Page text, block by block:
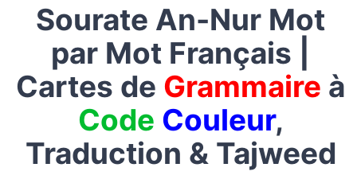
Sourate An-Nur Mot
par Mot Français |
Cartes de Grammaire à
Code Couleur,
Traduction & Tajweed